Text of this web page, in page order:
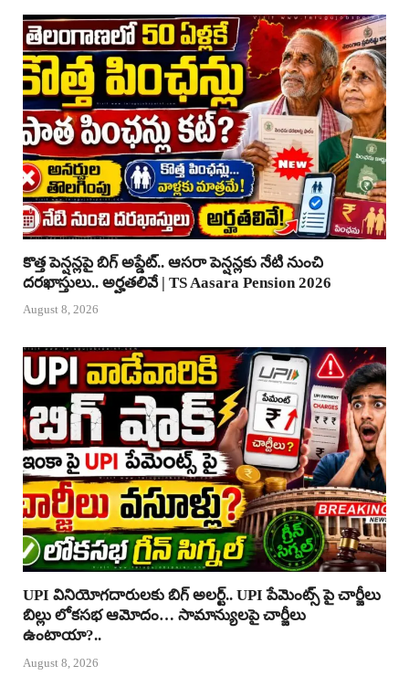
కొత్త పెన్షన్లపై బిగ్ అప్డేట్.. ఆసరా పెన్షన్లకు నేటి నుంచి
దరఖాస్తులు.. అర్హతలివే | TS Aasara Pension 2026
August 8, 2026
UPI వినియోగదారులకు బిగ్ అలర్ట్.. UPI పేమెంట్స్ పై చార్జీలు
బిల్లు లోకసభ ఆమోదం… సామాన్యులపై చార్జీలు
ఉంటాయా?..
August 8, 2026